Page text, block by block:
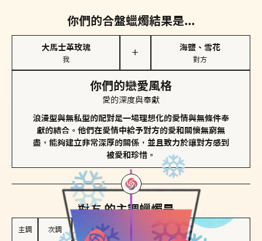
你們的合盤蠟燭結果是...
大馬士革玫瑰
我
＋
海鹽、雪花
對方
你們的戀愛風格
愛的深度與奉獻
浪漫型與無私型的配對是一場理想化的愛情與無條件奉
獻的結合。他們在愛情中給予對方的愛和關懷無窮無
盡，能夠建立非常深厚的關係，並且致力於讓對方感到
被愛和珍惜。
對方的主調蠟燭是...
主調 次調